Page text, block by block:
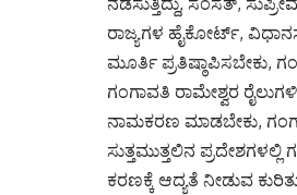
ರಾಜ್ಯಗಳ ಹೈಕೋರ್ಟ್,
ಮೂರ್ತಿ ಪ್ರತಿಷ್ಠಾಪಿಸಬೇಕು,
ಗಂಗಾವತಿ ರಾಮೇಶ್ವರ
ನಾಮಕರಣ ಮಾಡಬೇಕು,
ಸುತ್ತಮುತ್ತಲಿನ
ಕರಣಕ್ಕೆ ಆದ್ಯತೆ ನೀಡುವ ಕುರಿತು